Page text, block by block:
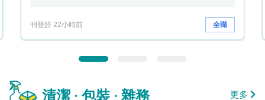
刊登於 22小時前 全職
清潔 · 包裝 · 雜務 更多